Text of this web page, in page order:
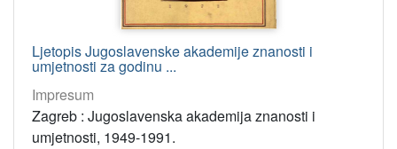
Ljetopis Jugoslavenske akademije znanosti i
umjetnosti za godinu ...
Impresum
Zagreb : Jugoslavenska akademija znanosti i
umjetnosti, 1949-1991.